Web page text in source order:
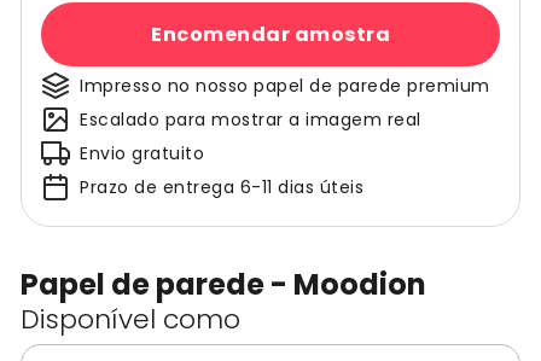
Papel de parede - Moodion
Disponível como
Encomendar amostra
Impresso no nosso papel de parede premium
Escalado para mostrar a imagem real
Envio gratuito
Prazo de entrega 6-11 dias úteis